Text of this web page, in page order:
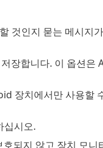
것인지 묻는 메시지
장합니다. 이 옵션은
장치에서만 사용할
십시오.
되지 않고 장치 모니